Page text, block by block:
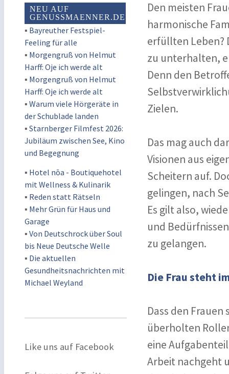
NEU AUF
GENUSSMAENNER.DE
▪ Bayreuther Festspiel-
Feeling für alle
▪ Morgengruß von Helmut
Harff: Oje ich werde alt
▪ Morgengruß von Helmut
Harff: Oje ich werde alt
▪ Warum viele Hörgeräte in
der Schublade landen
▪ Starnberger Filmfest 2026:
Jubiläum zwischen See, Kino
und Begegnung
▪ Hotel nōa - Boutiquehotel
mit Wellness & Kulinarik
▪ Reden statt Rätseln
▪ Mehr Grün für Haus und
Garage
▪ Von Deutschrock über Soul
bis Neue Deutsche Welle
▪ Die aktuellen
Gesundheitsnachrichten mit
Michael Weyland
Like uns auf Facebook
Den meisten
harmonische
erfüllten Leben?
zu unterhalten,
Denn den
Zielen.
Das mag auch
Visionen aus
Scheitern auf.
gelingen, nach
Es gilt also,
und
zu gelangen.
Die Frau steht
Dass den
überholten
eine
Arbeit nachgeht